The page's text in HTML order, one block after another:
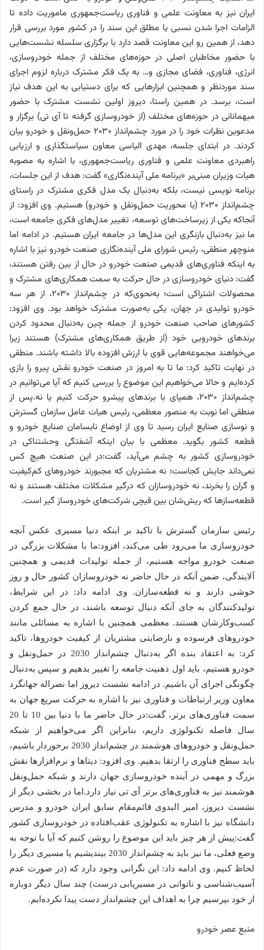
ایران نیز به معاونت علمی و فناوری ریاست‌جمهوری ماموریت داده تا
الزامات اجرا شدن نسبی یا مطلق این سند را در کشور مورد بررسی قرار
دهد، از همین رو این معاونت قصد دارد با برگزاری سلسله نشست‌هایی
با حضور مخاطبان اصلی در حوزه‌های مختلف از جمله خودروسازی،
انرژی، فناوری، فضای مجازی و… به یک فکر مشترک درباره لزوم اجرای
سند موردنظر و همچنین ابزارهایی که برای دستیابی به این هدف نیاز
است، برسد. در همین راستا، دیروز اولین نشست مشترک با حضور
میهمانانی در حوزه‌های مختلف (از خودروسازی گرفته تا آی تی) برگزار و
مدعوین نظرات خود را در مورد چشم‌انداز 2030 حمل‌و‌نقل و خودرو بیان
کردند. در ابتدای جلسه، مهدی الیاسی معاون سیاستگذاری و ارزیابی
راهبردی معاونت علمی و فناوری ریاست‌جمهوری، با اشاره به مصوبه
هیات وزیران مبنی‌بر «برنامه ملی آینده‌نگاری» گفت: هدف از این جلسات،
برنامه نویسی نیست، بلکه به‌دنبال یک مدل فکری مشترک در راستای
چشم‌انداز 2030 (با محوریت حمل‌و‌نقل و خودرو) هستیم. وی افزود: از
آنجاکه یکی از زیرساخت‌های توسعه، تغییر مدل‌های فکری جامعه است،
ما نیز به‌دنبال بازنگری این مدل‌ها در جامعه ایران هستیم. در ادامه اما
منوچهر منطقی، رئیس شورای ملی آینده‌نگاری صنعت خودرو نیز با اشاره
به اینکه فناوری‌های قدیمی صنعت خودرو در حال از بین رفتن هستند،
گفت: دنیای خودروسازی در حال حرکت به سمت همکاری‌های مشترک و
محصولات اشتراکی است؛ به‌نحوی‌که در چشم‌انداز 2030، از هر سه
خودرو تولیدی در جهان، یکی به‌صورت مشترک خواهد بود. وی افزود:
کشورهای صاحب صنعت خودرو از جمله چین به‌دنبال محدود کردن
برندهای خودرویی خود (از طریق همکاری‌های مشترک) هستند زیرا
می‌خواهند مجموعه‌هایی قوی با ارزش افزوده بالا داشته باشند. منطقی
در نهایت تاکید کرد: ما تا به امروز در صنعت خودرو نقش پیرو را بازی
کرده‌ایم و حالا می‌خواهیم این موضوع را بررسی کنیم که آیا می‌توانیم در
چشم‌انداز 2030، همپای با برندهای پیشرو حرکت کنیم یا نه.پس از
منطقی اما نوبت به منصور معظمی، رئیس هیات عامل سازمان گسترش
و نوسازی صنایع ایران رسید تا وی از اوضاع نابسامان صنایع خودرو و
قطعه کشور بگوید. معظمی با بیان اینکه آشفتگی وحشتناکی در
خودروسازی کشور به چشم می‌آید، گفت:در این صنعت هیچ کس
نمی‌داند جایش کجاست؛ نه مشتریان که مجبورند خودروهای کم‌کیفیت
و گران را بخرند، نه خودروسازان که درگیر مشکلات مختلف هستند و نه
قطعه‌سازها که ریش‌شان بین قیچی شرکت‌های خودروساز گیر است.
رئیس سازمان گسترش با تاکید بر اینکه دنیا مسیری عکس آنچه
خودروسازی ما می‌رود طی می‌کند، افزود:ما با مشکلات بزرگی در
صنعت خودرو مواجه هستیم، از جمله تولیدات قدیمی و همچنین
آلایندگی، ضمن آنکه در حال حاضر نه خودروسازان کشور حال و روز
خوشی دارند و نه قطعه‌سازان. وی ادامه داد: در این شرایط،
تولیدکنندگان به جای آنکه دنبال توسعه باشند، در حال جمع کردن
کسب‌و‌کارشان هستند. معظمی همچنین با اشاره به مسائلی مانند
خودروهای فرسوده و نارضایتی مشتریان از کیفیت خودروها، تاکید
کرد: به اعتقاد بنده اگر به‌دنبال چشم‌انداز 2030 در حمل‌و‌نقل و
خودرو هستیم، باید اول ذهنیت جامعه را تغییر بدهیم و سپس به‌دنبال
چگونگی اجرای آن باشیم. در ادامه نشست دیروز اما نصراله جهانگرد
معاون وزیر ارتباطات و فناوری نیز با اشاره به حرکت سریع جهان به
سمت فناوری‌های برتر، گفت:در حال حاضر ما با دنیا بین 10 تا 20
سال فاصله تکنولوژی داریم، بنابراین اگر می‌خواهیم از شبکه
حمل‌و‌نقل و خودروهای هوشمند در چشم‌انداز 2030 برخوردار باشیم،
باید سطح فناوری را ارتقا بدهیم. وی افزود: دیتاها و نرم‌افزارها نقش
بزرگ و مهمی در آینده خودروسازی جهان دارند و شبکه حمل‌و‌نقل
هوشمند نیز به فناوری‌های برتر آی تی نیاز دارد.اما در بخشی دیگر از
نشست دیروز، امیر البدوی قائم‌مقام سابق ایران خودرو و مدرس
دانشگاه نیز با اشاره به تکنولوژی عقب‌افتاده در خودروسازی کشور
گفت:پیش از هر چیز باید این موضوع را روشن کنیم که آیا با توجه به
وضع فعلی، ما نیز باید به چشم‌انداز 2030 بیندیشیم یا مسیری دیگر را
لحاظ کنیم. وی ادامه داد: این نگرانی وجود دارد که (در صورت عدم
آسیب‌شناسی و ناتوانی در مسیریابی درست) چند سال دیگر دوباره
از خود بپرسیم چرا به اهداف این چشم‌انداز دست پیدا نکرده‌ایم.
منبع عصر خودرو